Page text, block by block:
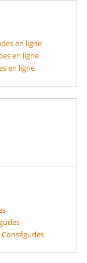
en ligne
en ligne
en ligne